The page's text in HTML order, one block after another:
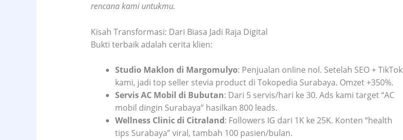
rencana kami untukmu.
Kisah Transformasi: Dari Biasa Jadi Raja Digital
Bukti terbaik adalah cerita klien:
Studio Maklon di Margomulyo: Penjualan online nol. Setelah SEO + TikTok
kami, jadi top seller stevia product di Tokopedia Surabaya. Omzet +350%.
Servis AC Mobil di Bubutan: Dari 5 servis/hari ke 30. Ads kami target “AC
mobil dingin Surabaya” hasilkan 800 leads.
Wellness Clinic di Citraland: Followers IG dari 1K ke 25K. Konten “health
tips Surabaya” viral, tambah 100 pasien/bulan.